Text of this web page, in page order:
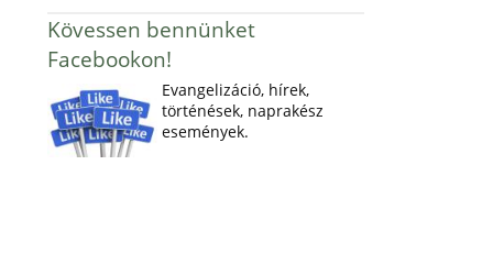
Kövessen bennünket
Facebookon!
Evangelizáció, hírek,
történések, naprakész
események.